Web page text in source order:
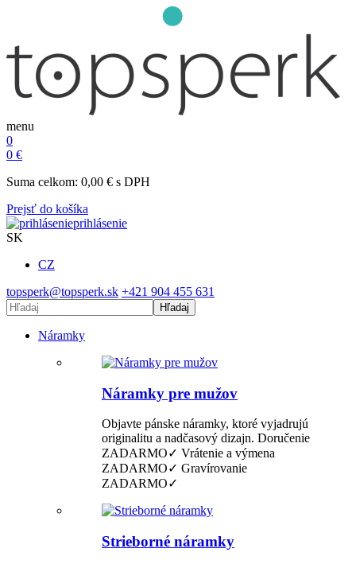
menu
0
0 €
Suma celkom: 0,00 € s DPH
Prejsť do košíka
prihlásenie
SK
CZ
topsperk@topsperk.sk +421 904 455 631
Hľadaj
Náramky
Náramky pre mužov
Objavte pánske náramky, ktoré vyjadrujú
originalitu a nadčasový dizajn. Doručenie
ZADARMO✓ Vrátenie a výmena
ZADARMO✓ Gravírovanie
ZADARMO✓
Strieborné náramky